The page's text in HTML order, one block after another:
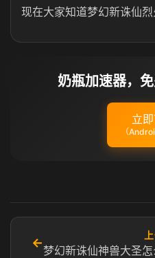
现在大家知道梦幻新诛仙烈
奶瓶加速器，
立
（
←
梦幻新诛仙神兽大圣